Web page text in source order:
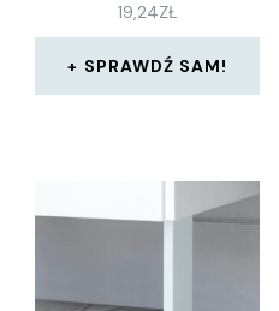
19,24ZŁ
SPRAWDŹ SAM!